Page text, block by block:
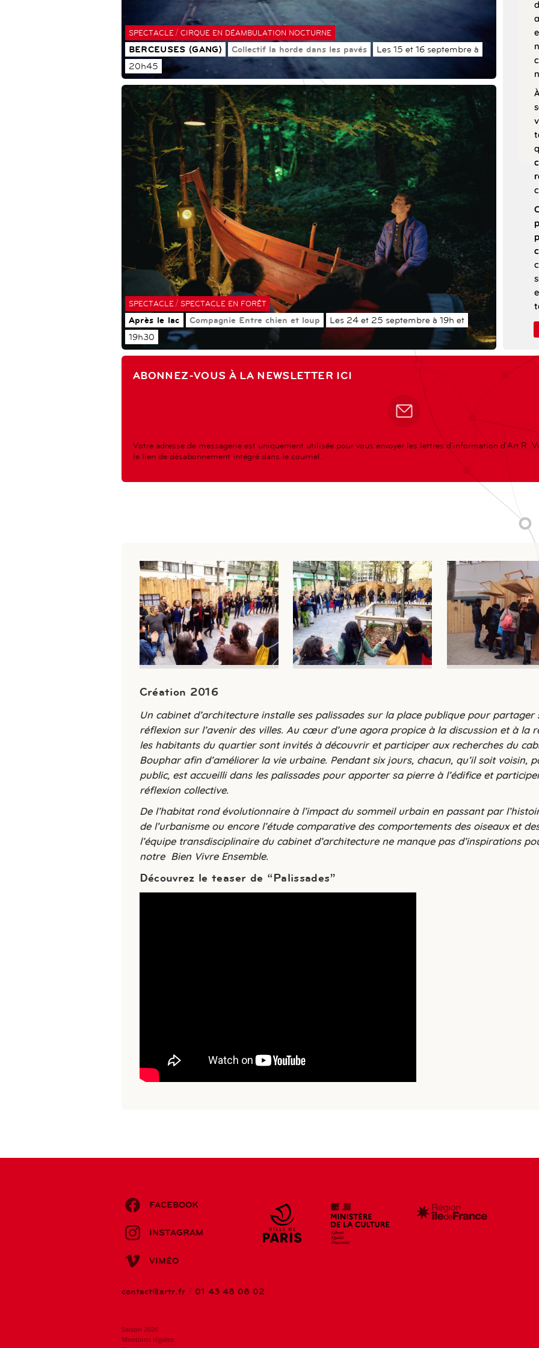
SPECTACLE /CIRQUE EN DÉAMBULATION NOCTURNE
BERCEUSES (GANG) Collectif la horde dans les pavés
Les 15 et 16 septembre à
20h45
SPECTACLE /SPECTACLE EN FORÊT
Après le lac Compagnie Entre chien et loup
Les 24 et 25 septembre à 19h et
19h30
ABONNEZ-VOUS À LA NEWSLETTER ICI
Votre adresse de messagerie est uniquement utilisée pour vous envoyer les lettres d'information d'Art'R.
le lien de désabonnement intégré dans le courriel.
Création 2016
Un cabinet d’architecture installe ses palissades sur la place publique pour partager
réflexion sur l’avenir des villes. Au cœur d’une agora propice à la discussion et à la
les habitants du quartier sont invités à découvrir et participer aux recherches du
Bouphar afin d’améliorer la vie urbaine. Pendant six jours, chacun, qu’il soit voisin,
public, est accueilli dans les palissades pour apporter sa pierre à l’édifice et
réflexion collective.
De l’habitat rond évolutionnaire à l’impact du sommeil urbain en passant par
de l’urbanisme ou encore l’étude comparative des comportements des oiseaux et
l’équipe transdisciplinaire du cabinet d’architecture ne manque pas d’inspirations
notre Bien Vivre Ensemble.
Découvrez le teaser de “Palissades”
FACEBOOK
INSTAGRAM
VIMÉO
contact@artr.fr / 01 43 48 08 02
Saison 2026
Mentions légales